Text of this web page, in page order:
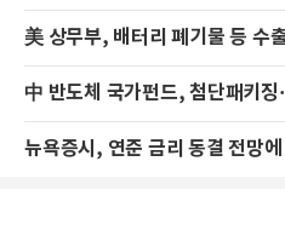
美 상무부, 배터리 폐기물 등 수
中 반도체 국가펀드, 첨단패키징
뉴욕증시, 연준 금리 동결 전망